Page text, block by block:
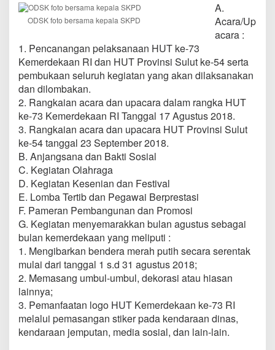
ODSK foto bersama kepala SKPD
A.
Acara/Up
acara :
1. Pencanangan pelaksanaan HUT ke-73
Kemerdekaan RI dan HUT Provinsi Sulut ke-54 serta
pembukaan seluruh kegiatan yang akan dilaksanakan
dan dilombakan.
2. Rangkaian acara dan upacara dalam rangka HUT
ke-73 Kemerdekaan RI Tanggal 17 Agustus 2018.
3. Rangkaian acara dan upacara HUT Provinsi Sulut
ke-54 tanggal 23 September 2018.
B. Anjangsana dan Bakti Sosial
C. Kegiatan Olahraga
D. Kegiatan Kesenian dan Festival
E. Lomba Tertib dan Pegawai Berprestasi
F. Pameran Pembangunan dan Promosi
G. Kegiatan menyemarakkan bulan agustus sebagai
bulan kemerdekaan yang meliputi :
1. Mengibarkan bendera merah putih secara serentak
mulai dari tanggal 1 s.d 31 agustus 2018;
2. Memasang umbul-umbul, dekorasi atau hiasan
lainnya;
3. Pemanfaatan logo HUT Kemerdekaan ke-73 RI
melalui pemasangan stiker pada kendaraan dinas,
kendaraan jemputan, media sosial, dan lain-lain.